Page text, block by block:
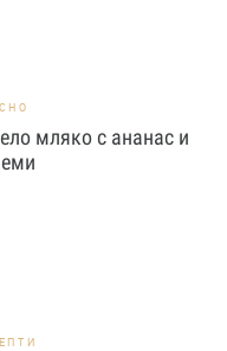
мляко с ананас и